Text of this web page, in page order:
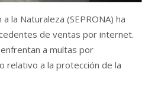
la Naturaleza (SEPRONA) ha
de ventas por internet.
a multas por
relativo a la protección de la